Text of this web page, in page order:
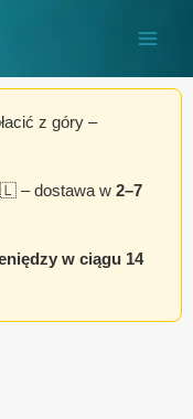
z góry –
– dostawa w 2–7
w ciągu 14